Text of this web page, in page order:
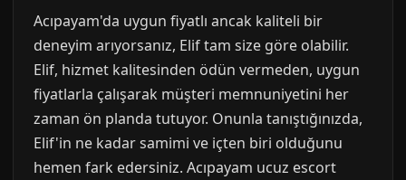
Acıpayam'da uygun fiyatlı ancak kaliteli bir
deneyim arıyorsanız, Elif tam size göre olabilir.
Elif, hizmet kalitesinden ödün vermeden, uygun
fiyatlarla çalışarak müşteri memnuniyetini her
zaman ön planda tutuyor. Onunla tanıştığınızda,
Elif'in ne kadar samimi ve içten biri olduğunu
hemen fark edersiniz. Acıpayam ucuz escort